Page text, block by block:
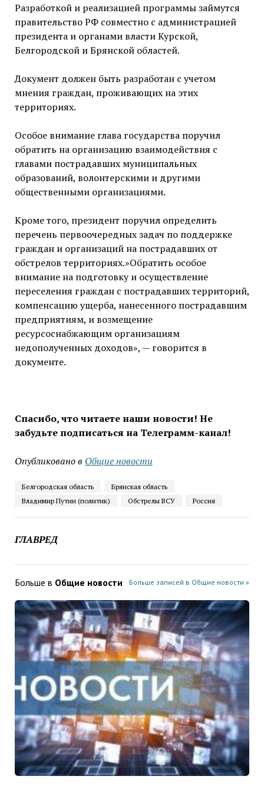
Разработкой и реализацией программы займутся
правительство РФ совместно с администрацией
президента и органами власти Курской,
Белгородской и Брянской областей.
Документ должен быть разработан с учетом
мнения граждан, проживающих на этих
территориях.
Особое внимание глава государства поручил
обратить на организацию взаимодействия с
главами пострадавших муниципальных
образований, волонтерскими и другими
общественными организациями.
Кроме того, президент поручил определить
перечень первоочередных задач по поддержке
граждан и организаций на пострадавших от
обстрелов территориях.»Обратить особое
внимание на подготовку и осуществление
переселения граждан с пострадавших территорий,
компенсацию ущерба, нанесенного пострадавшим
предприятиям, и возмещение
ресурсоснабжающим организациям
недополученных доходов», — говорится в
документе.
Спасибо, что читаете наши новости! Не
забудьте подписаться на Телеграмм-канал!
Опубликовано в Общие новости
Белгородская область
Брянская область
Владимир Путин (политик)
Обстрелы ВСУ Россия
ГЛАВРЕД
Больше в Общие новости Больше записей в Общие новости »